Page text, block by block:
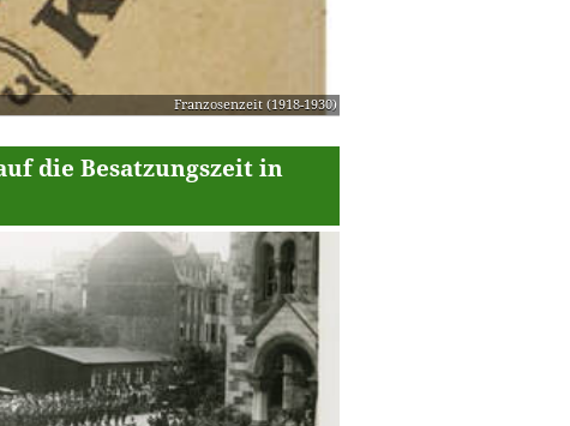
Franzosenzeit (1918-1930)
die Besatzungszeit in